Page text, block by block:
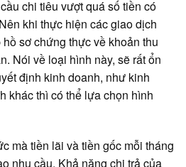
chi tiêu vượt quá số tiền có
khi thực hiện các giao dịch
sơ chứng thực về khoản thu
Nói về loại hình này, sẽ rất ổn
định kinh doanh, như kinh
khác thì có thể lựa chọn hình
mà tiền lãi và tiền gốc mỗi tháng
nhu cầu. Khả năng chi trả của